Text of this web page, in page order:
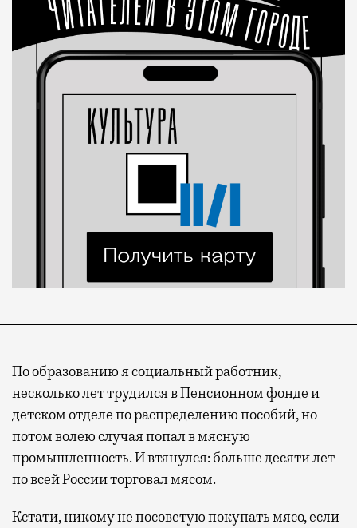
По образованию я социальный работник,
несколько лет трудился в Пенсионном фонде и
детском отделе по распределению пособий, но
потом волею случая попал в мясную
промышленность. И втянулся: больше десяти лет
по всей России торговал мясом.
Кстати, никому не посоветую покупать мясо, если